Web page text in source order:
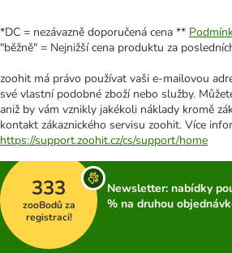
*DC = nezávazně doporučená cena **
"běžně" = Nejnižší cena produktu za
zoohit má právo používat vaši e-mailovou
své vlastní podobné zboží nebo služby.
aniž by vám vznikly jakékoli náklady kromě
kontakt zákaznického servisu zoohit. Více
https://support.zoohit.cz/cs/support/home
333
zooBodů za
registraci!
Newsletter: nabídky
% na druhou